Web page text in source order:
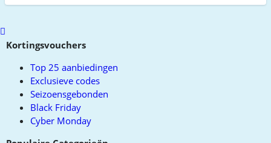
Scroll
toKortingsvouchers
Top 25 aanbiedingen
Exclusieve codes
Seizoensgebonden
Black Friday
Cyber Monday